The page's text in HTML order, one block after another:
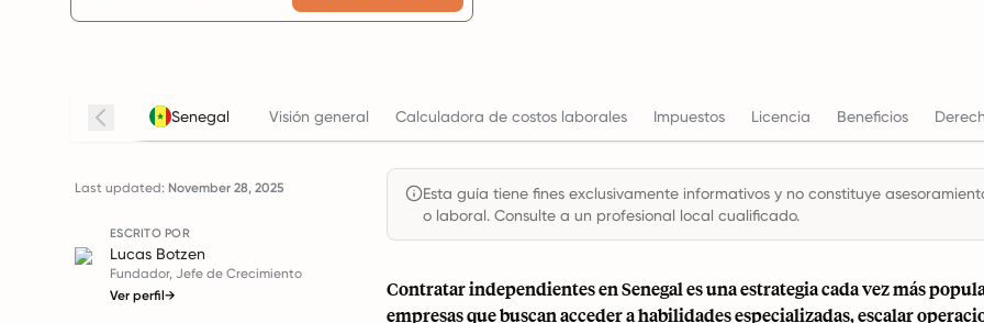
Senegal Visión general Calculadora de costos laborales Impuestos Licencia Beneficios
Last updated: November 28, 2025
ESCRITO POR
Lucas Botzen
Fundador, Jefe de Crecimiento
Ver perfil→
Esta guía tiene fines exclusivamente informativos y no constituye
o laboral. Consulte a un profesional local cualificado.
Contratar independientes en Senegal es una estrategia cada vez más
empresas que buscan acceder a habilidades especializadas, escalar